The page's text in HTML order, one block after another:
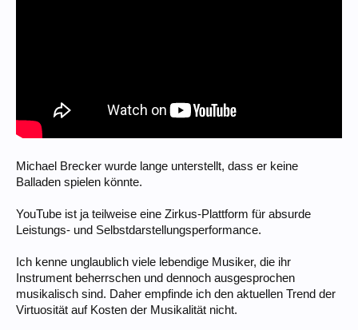
Michael Brecker wurde lange unterstellt, dass er keine
Balladen spielen könnte.
YouTube ist ja teilweise eine Zirkus-Plattform für absurde
Leistungs- und Selbstdarstellungsperformance.
Ich kenne unglaublich viele lebendige Musiker, die ihr
Instrument beherrschen und dennoch ausgesprochen
musikalisch sind. Daher empfinde ich den aktuellen Trend der
Virtuosität auf Kosten der Musikalität nicht.